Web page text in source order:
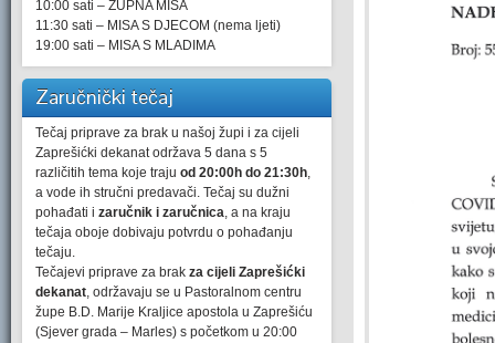
10:00 sati – ŽUPNA MISA
11:30 sati – MISA S DJECOM (nema ljeti)
19:00 sati – MISA S MLADIMA
Zaručnički tečaj
Tečaj priprave za brak u našoj župi i za cijeli
Zaprešićki dekanat održava 5 dana s 5
različitih tema koje traju od 20:00h do 21:30h,
a vode ih stručni predavači. Tečaj su dužni
pohađati i zaručnik i zaručnica, a na kraju
tečaja oboje dobivaju potvrdu o pohađanju
tečaju.
Tečajevi priprave za brak za cijeli Zaprešićki
dekanat, održavaju se u Pastoralnom centru
župe B.D. Marije Kraljice apostola u Zaprešiću
(Sjever grada – Marles) s početkom u 20:00